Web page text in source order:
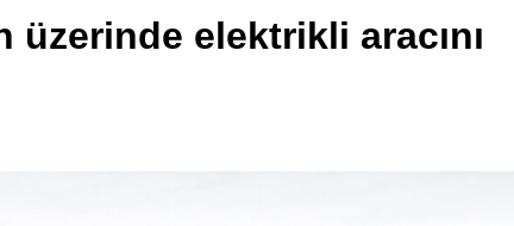
üzerinde elektrikli aracını